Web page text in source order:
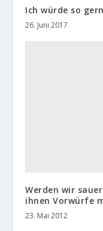
Ich würde so
26. Juni 2017
Werden wir
ihnen Vorwürfe
23. Mai 2012